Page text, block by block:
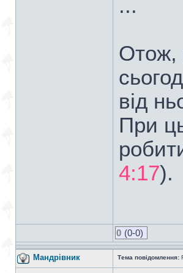
...
Отож,
від
При
4:17).
0 (0-0)
Мандрiвник Тема повідомлення: